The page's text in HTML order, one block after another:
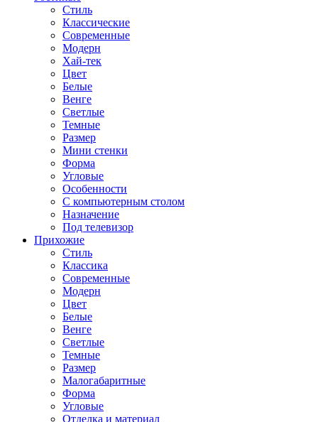
Стиль
Классические
Современные
Модерн
Хай-тек
Цвет
Белые
Венге
Светлые
Темные
Размер
Мини стенки
Форма
Угловые
Особенности
С компьютерным столом
Назначение
Под телевизор
Прихожие
Стиль
Классика
Современные
Модерн
Цвет
Белые
Венге
Светлые
Темные
Размер
Малогабаритные
Форма
Угловые
Отделка и материал